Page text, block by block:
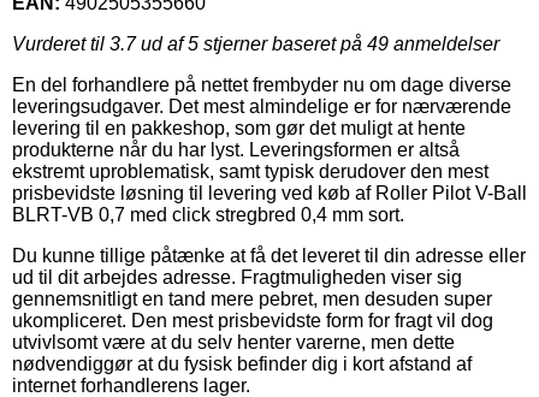
Vurderet til 3.7ud af 5 stjerner baseret på 49 anmeldelser
En del forhandlere på nettet frembyder nu om dage diverse
leveringsudgaver. Det mest almindelige er for nærværende
levering til en pakkeshop, som gør det muligt at hente
produkterne når du har lyst. Leveringsformen er altså
ekstremt uproblematisk, samt typisk derudover den mest
prisbevidste løsning til levering ved køb af Roller Pilot V-Ball
BLRT-VB 0,7 med click stregbred 0,4 mm sort.
Du kunne tillige påtænke at få det leveret til din adresse eller
ud til dit arbejdes adresse. Fragtmuligheden viser sig
gennemsnitligt en tand mere pebret, men desuden super
ukompliceret. Den mest prisbevidste form for fragt vil dog
utvivlsomt være at du selv henter varerne, men dette
nødvendiggør at du fysisk befinder dig i kort afstand af
internet forhandlerens lager.